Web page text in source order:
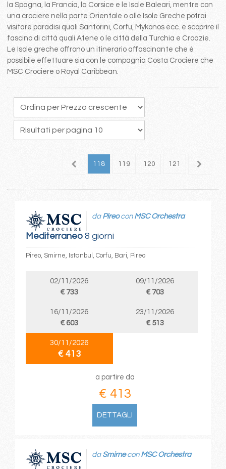
la Spagna, la Francia, la Corsice e le Isole Baleari, mentre con
una crociere nella parte Orientale o alle Isole Greche potrai
visitare paradisi quali Santorini, Corfu, Mykonos ecc. e scoprire il
fascino di città quali Atene o le città della Turchia e Croazie.
Le Isole greche offrono un itinerario affascinante che è
possibile effettuare sia con le compagnia Costa Crociere che
MSC Crociere o Royal Caribbean.
117 118 119 120 121 122
Mediterraneo8 giorni
da Pireocon MSC Orchestra
Pireo, Smirne, Istanbul, Corfu, Bari, Pireo
02/11/2026
€ 733
09/11/2026
€ 703
16/11/2026
€ 603
23/11/2026
€ 513
30/11/2026
€ 413
a partire da
€ 413
DETTAGLI
da Smirnecon MSC Orchestra